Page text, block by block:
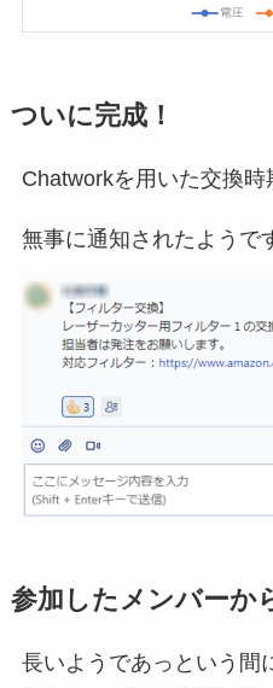
ついに完成！
Chatworkを用いた交換時
無事に通知されたようで
参加したメンバーか
長いようであっという間